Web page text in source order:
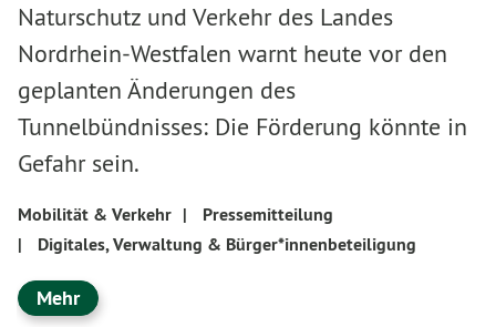
Naturschutz und Verkehr des Landes
Nordrhein-Westfalen warnt heute vor den
geplanten Änderungen des
Tunnelbündnisses: Die Förderung könnte in
Gefahr sein.
Mobilität & Verkehr |
Pressemitteilung
|
Digitales, Verwaltung & Bürger*innenbeteiligung
Mehr